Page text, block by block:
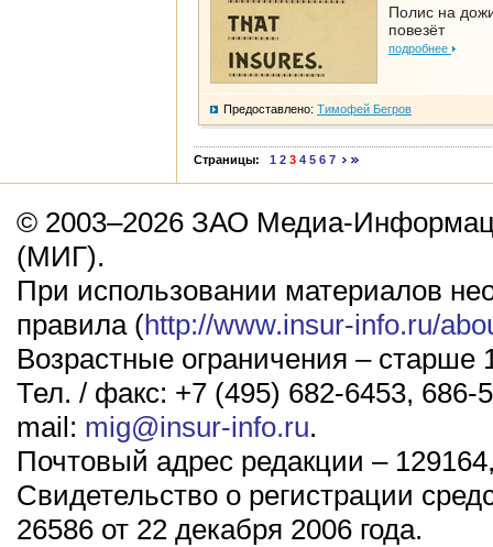
Полис на
повезёт
подробнее
Предоставлено: Тимофей Бегров
Страницы: 1 2 3 4 5 6 7
© 2003–2026 ЗАО Медиа-
(МИГ).
При использовании материалов
правила (http://www.insur-info.ru/
Возрастные ограничения – старше
Тел. / факс: +7 (495) 682-6453, 686-
mail: mig@insur-info.ru.
Почтовый адрес редакции –
Свидетельство о регистрации
26586 от 22 декабря 2006 года.